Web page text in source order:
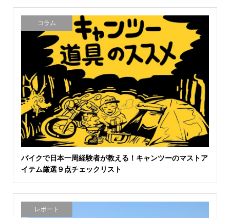
コラム
バイクで日本一周経験者が教える！キャンツーのマストア
イテム厳選９点チェックリスト
レポート